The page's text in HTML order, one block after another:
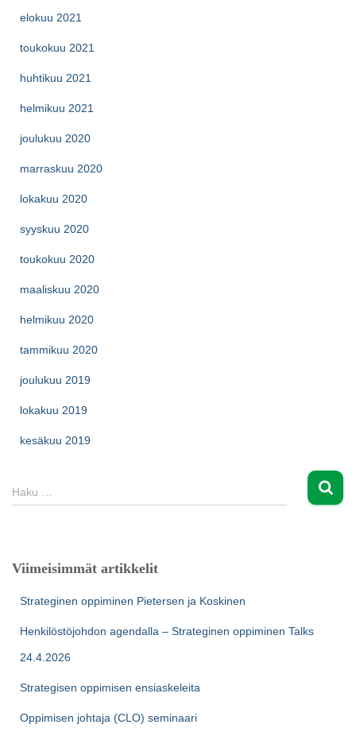
elokuu 2021
toukokuu 2021
huhtikuu 2021
helmikuu 2021
joulukuu 2020
marraskuu 2020
lokakuu 2020
syyskuu 2020
toukokuu 2020
maaliskuu 2020
helmikuu 2020
tammikuu 2020
joulukuu 2019
lokakuu 2019
kesäkuu 2019
H
a
Haku …
Viimeisimmät artikkelit
Strateginen oppiminen Pietersen ja Koskinen
Henkilöstöjohdon agendalla – Strateginen oppiminen Talks
24.4.2026
Strategisen oppimisen ensiaskeleita
Oppimisen johtaja (CLO) seminaari